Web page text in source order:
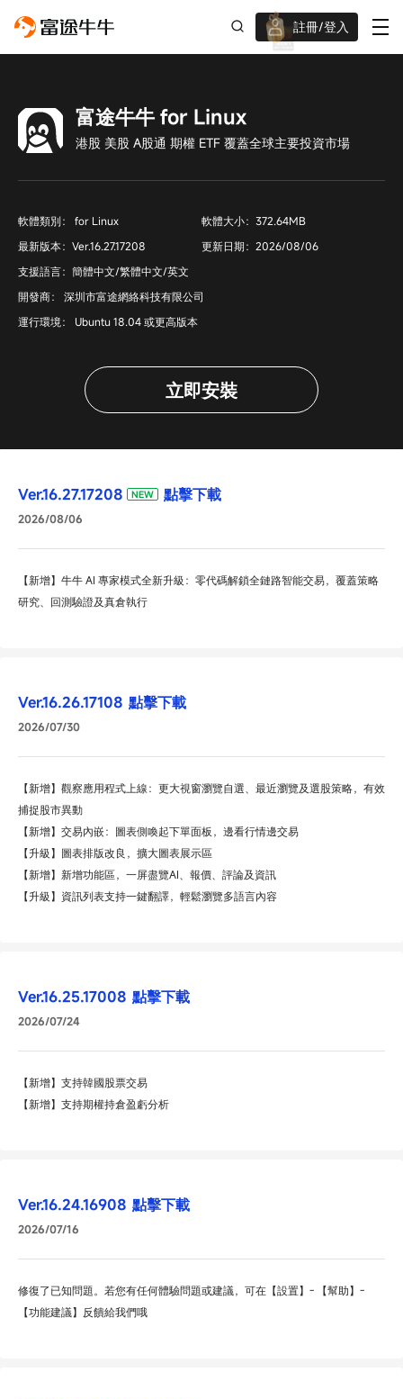
註冊/登入
迎新驚喜賞 股票/BTC等任你揀!
富途牛牛 for Linux
港股 美股 A股通 期權 ETF 覆蓋全球主要投資市場
軟體類別： for Linux
軟體大小：372.64MB
最新版本：Ver.16.27.17208
更新日期：2026/08/06
支援語言：簡體中文/繁體中文/英文
開發商： 深圳市富途網絡科技有限公司
運行環境： Ubuntu 18.04 或更高版本
立即安裝
Ver.16.27.17208 NEW 點擊下載
2026/08/06
【新增】牛牛 AI 專家模式全新升級：零代碼解鎖全鏈路智能交易，覆蓋策略
研究、回測驗證及真倉執行
Ver.16.26.17108 點擊下載
2026/07/30
【新增】觀察應用程式上線：更大視窗瀏覽自選、最近瀏覽及選股策略，有效
捕捉股市異動
【新增】交易內嵌：圖表側喚起下單面板，邊看行情邊交易
【升級】圖表排版改良，擴大圖表展示區
【新增】新增功能區，一屏盡覽AI、報價、評論及資訊
【升級】資訊列表支持一鍵翻譯，輕鬆瀏覽多語言內容
Ver.16.25.17008 點擊下載
2026/07/24
【新增】支持韓國股票交易
【新增】支持期權持倉盈虧分析
Ver.16.24.16908 點擊下載
2026/07/16
修復了已知問題。若您有任何體驗問題或建議，可在【設置】- 【幫助】-
【功能建議】反饋給我們哦